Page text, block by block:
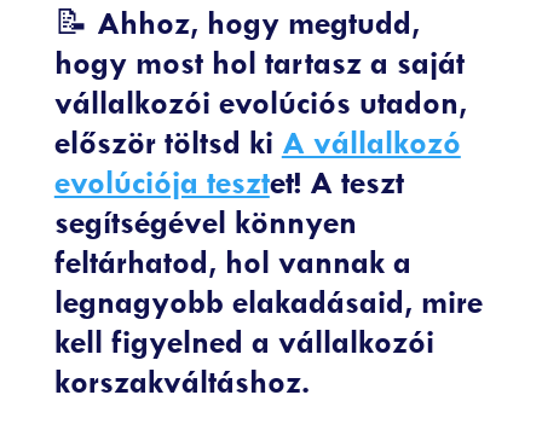
📝 Ahhoz, hogy megtudd,
hogy most hol tartasz a saját
vállalkozói evolúciós utadon,
először töltsd ki A vállalkozó
evolúciója tesztet! A teszt
segítségével könnyen
feltárhatod, hol vannak a
legnagyobb elakadásaid, mire
kell figyelned a vállalkozói
korszakváltáshoz.